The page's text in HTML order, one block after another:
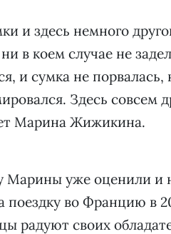
и здесь немного
в коем случае не
и сумка не
Здесь совсем
Марина Жижикина.
уже оценили и
поездку во Францию в
радуют своих